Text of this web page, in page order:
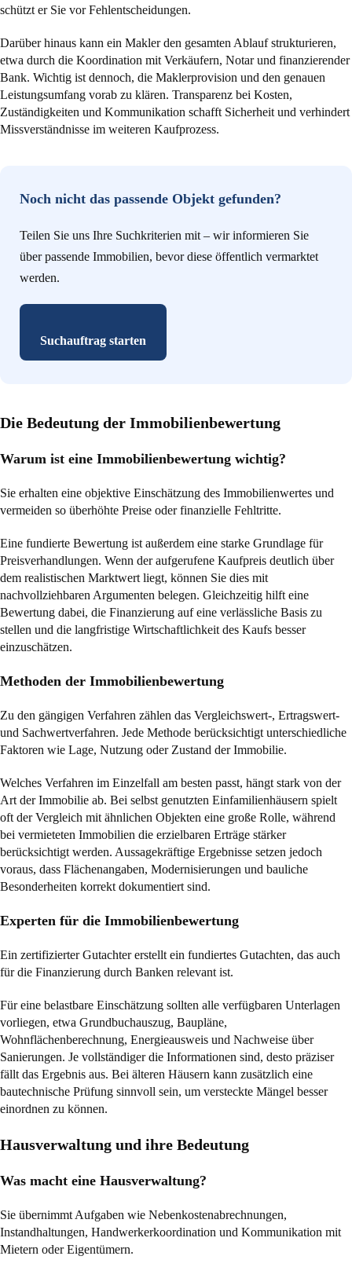
schützt er Sie vor Fehlentscheidungen.
Darüber hinaus kann ein Makler den gesamten Ablauf strukturieren,
etwa durch die Koordination mit Verkäufern, Notar und finanzierender
Bank. Wichtig ist dennoch, die Maklerprovision und den genauen
Leistungsumfang vorab zu klären. Transparenz bei Kosten,
Zuständigkeiten und Kommunikation schafft Sicherheit und verhindert
Missverständnisse im weiteren Kaufprozess.
Noch nicht das passende Objekt gefunden?
Teilen Sie uns Ihre Suchkriterien mit – wir informieren Sie
über passende Immobilien, bevor diese öffentlich vermarktet
werden.
Suchauftrag starten
Die Bedeutung der Immobilienbewertung
Warum ist eine Immobilienbewertung wichtig?
Sie erhalten eine objektive Einschätzung des Immobilienwertes und
vermeiden so überhöhte Preise oder finanzielle Fehltritte.
Eine fundierte Bewertung ist außerdem eine starke Grundlage für
Preisverhandlungen. Wenn der aufgerufene Kaufpreis deutlich über
dem realistischen Marktwert liegt, können Sie dies mit
nachvollziehbaren Argumenten belegen. Gleichzeitig hilft eine
Bewertung dabei, die Finanzierung auf eine verlässliche Basis zu
stellen und die langfristige Wirtschaftlichkeit des Kaufs besser
einzuschätzen.
Methoden der Immobilienbewertung
Zu den gängigen Verfahren zählen das Vergleichswert-, Ertragswert-
und Sachwertverfahren. Jede Methode berücksichtigt unterschiedliche
Faktoren wie Lage, Nutzung oder Zustand der Immobilie.
Welches Verfahren im Einzelfall am besten passt, hängt stark von der
Art der Immobilie ab. Bei selbst genutzten Einfamilienhäusern spielt
oft der Vergleich mit ähnlichen Objekten eine große Rolle, während
bei vermieteten Immobilien die erzielbaren Erträge stärker
berücksichtigt werden. Aussagekräftige Ergebnisse setzen jedoch
voraus, dass Flächenangaben, Modernisierungen und bauliche
Besonderheiten korrekt dokumentiert sind.
Experten für die Immobilienbewertung
Ein zertifizierter Gutachter erstellt ein fundiertes Gutachten, das auch
für die Finanzierung durch Banken relevant ist.
Für eine belastbare Einschätzung sollten alle verfügbaren Unterlagen
vorliegen, etwa Grundbuchauszug, Baupläne,
Wohnflächenberechnung, Energieausweis und Nachweise über
Sanierungen. Je vollständiger die Informationen sind, desto präziser
fällt das Ergebnis aus. Bei älteren Häusern kann zusätzlich eine
bautechnische Prüfung sinnvoll sein, um versteckte Mängel besser
einordnen zu können.
Hausverwaltung und ihre Bedeutung
Was macht eine Hausverwaltung?
Sie übernimmt Aufgaben wie Nebenkostenabrechnungen,
Instandhaltungen, Handwerkerkoordination und Kommunikation mit
Mietern oder Eigentümern.